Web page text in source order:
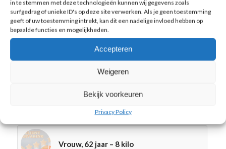
in te stemmen met deze technologieën kunnen wij gegevens zoals
surfgedrag of unieke ID's op deze site verwerken. Als je geen toestemming
geeft of uw toestemming intrekt, kan dit een nadelige invloed hebben op
bepaalde functies en mogelijkheden.
Accepteren
Weigeren
Bekijk voorkeuren
Privacy Policy
OKTOBER 11, 2022
TAGS:AANTREKKELIJK,AFSLANKEN,AFVALLEN,
DENBOSCH,ENDERMOLOGIE
Vrouw, 62 jaar – 8 kilo